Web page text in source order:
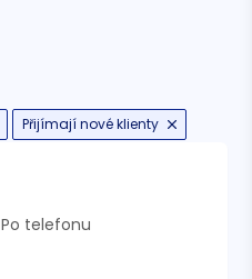
Po telefonu
Přijímají nové klienty